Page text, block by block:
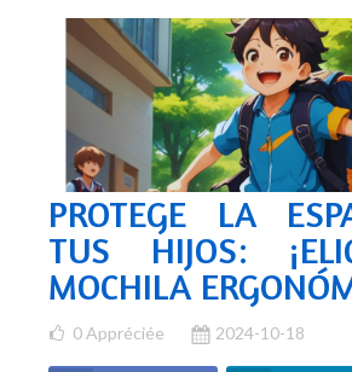
PROTEGE LA
TUS HIJOS:
MOCHILA
0 Appréciée 2024-10-18